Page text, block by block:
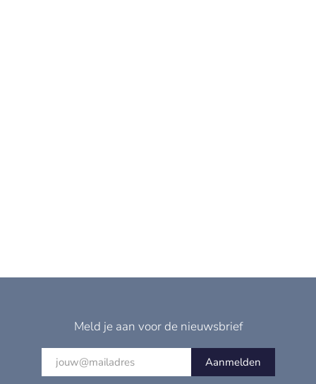
Meld je aan voor de nieuwsbrief
Aanmelden